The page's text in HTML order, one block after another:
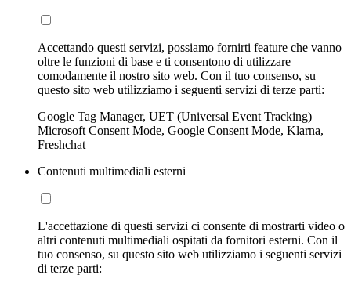
Accettando questi servizi, possiamo fornirti feature che vanno
oltre le funzioni di base e ti consentono di utilizzare
comodamente il nostro sito web. Con il tuo consenso, su
questo sito web utilizziamo i seguenti servizi di terze parti:
Google Tag Manager, UET (Universal Event Tracking)
Microsoft Consent Mode, Google Consent Mode, Klarna,
Freshchat
Contenuti multimediali esterni
L'accettazione di questi servizi ci consente di mostrarti video o
altri contenuti multimediali ospitati da fornitori esterni. Con il
tuo consenso, su questo sito web utilizziamo i seguenti servizi
di terze parti: